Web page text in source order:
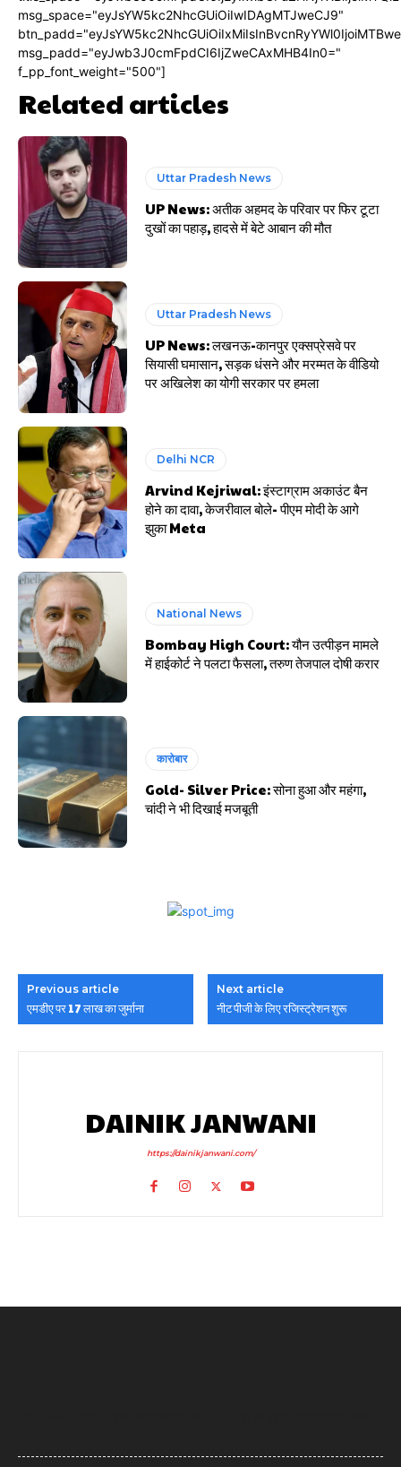
msg_space="eyJsYW5kc2NhcGUiOiIwIDAgMTJweCJ9"
msg_padd="eyJwb3J0cmFpdCI6IjZweCAxMHB4In0="
f_pp_font_weight="500"]
Related articles
Uttar Pradesh News
UP News: अतीक अहमद के परिवार पर फिर टूटा
दुखों का पहाड़, हादसे में बेटे आबान की मौत
Uttar Pradesh News
UP News: लखनऊ-कानपुर एक्सप्रेसवे पर
सियासी घमासान, सड़क धंसने और मरम्मत के वीडियो
पर अखिलेश का योगी सरकार पर हमला
Delhi NCR
Arvind Kejriwal: इंस्टाग्राम अकाउंट बैन
होने का दावा, केजरीवाल बोले- पीएम मोदी के आगे
झुका Meta
National News
Bombay High Court: यौन उत्पीड़न मामले
में हाईकोर्ट ने पलटा फैसला, तरुण तेजपाल दोषी करार
कारोबार
Gold- Silver Price: सोना हुआ और महंगा,
चांदी ने भी दिखाई मजबूती
Previous article
एमडीए पर 17 लाख का जुर्माना
Next article
नीट पीजी के लिए रजिस्ट्रेशन शुरू
DAINIK JANWANI
https://dainikjanwani.com/